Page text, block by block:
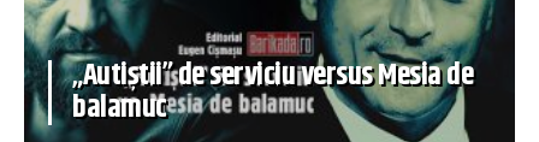
„Autiștii” de serviciu versus Mesia de
balamuc